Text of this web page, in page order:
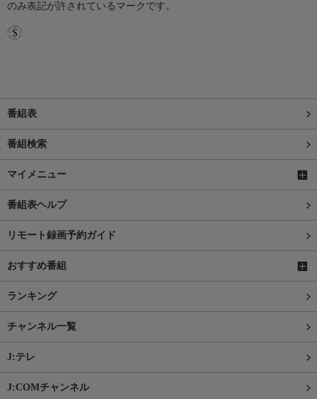
のみ表記が許されているマークです。
番組表
番組検索
マイメニュー
番組表ヘルプ
リモート録画予約ガイド
おすすめ番組
ランキング
チャンネル一覧
J:テレ
J:COMチャンネル